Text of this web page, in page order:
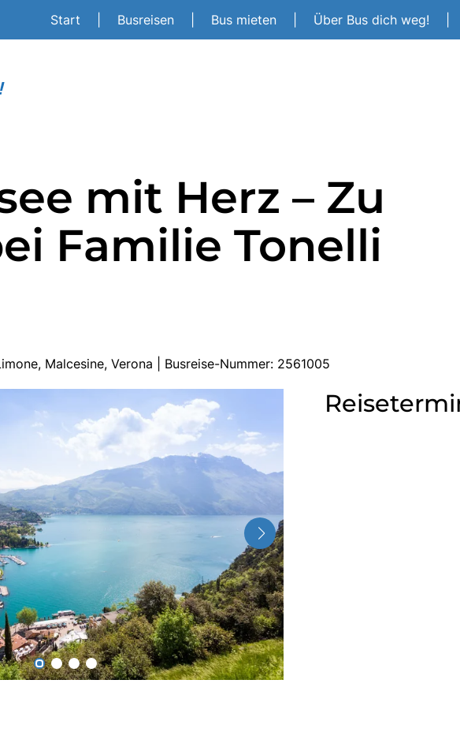
Start Busreisen Bus mieten Über Bus dich weg!
mit Herz – Zu
Familie Tonelli
Malcesine, Verona | Busreise-Nummer: 2561005